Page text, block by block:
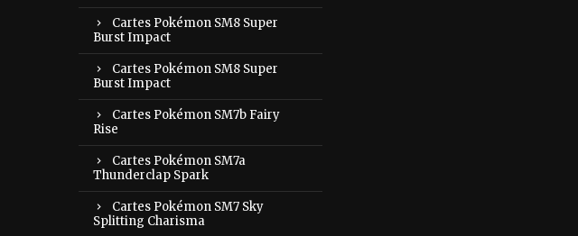
Cartes Pokémon SM8 Super
Burst Impact
Cartes Pokémon SM8 Super
Burst Impact
Cartes Pokémon SM7b Fairy
Rise
Cartes Pokémon SM7a
Thunderclap Spark
Cartes Pokémon SM7 Sky
Splitting Charisma